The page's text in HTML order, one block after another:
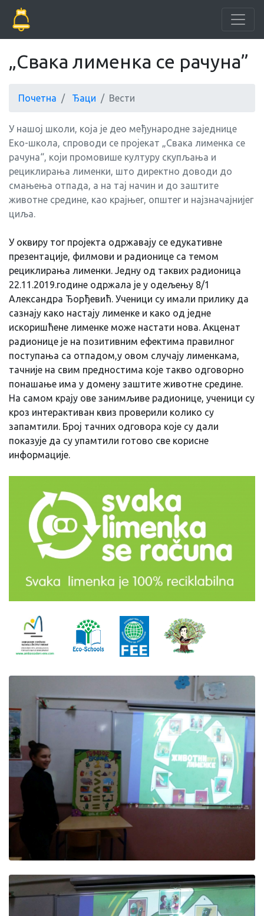
„Свака лименка се рачуна”
Почетна Ђаци Вести
У нашој школи, која је део међународне заједнице
Еко-школа, спроводи се пројекат „Свака лименка се
рачуна“, који промовише културу скупљања и
рециклирања лименки, што директно доводи до
смањења отпада, а на тај начин и до заштите
животне средине, као крајњег, општег и најзначајнијег
циља.
У оквиру тог пројекта одржавају се едукативне
презентације, филмови и радионице са темом
рециклирања лименки. Једну од таквих радионица
22.11.2019.године одржала је у одељењу 8/1
Александра Ђорђевић. Ученици су имали прилику да
сазнају како настају лименке и како од једне
искоришћене лименке може настати нова. Акценат
радионице је на позитивним ефектима правилног
поступања са отпадом,у овом случају лименкама,
тачније на свим предностима које такво одговорно
понашање има у домену заштите животне средине.
На самом крају ове занимљиве радионице, ученици су
кроз интерактиван квиз проверили колико су
запамтили. Број тачних одговора које су дали
показује да су упамтили готово све корисне
информације.